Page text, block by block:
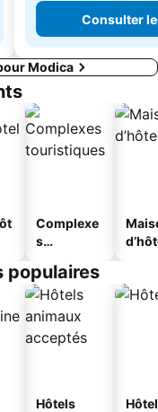
Consulter
Modica
Complexe
s
s
populaires
Hôtels